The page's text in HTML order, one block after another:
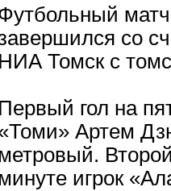
со
НИА Томск с
Первый гол на
Артем
игрок